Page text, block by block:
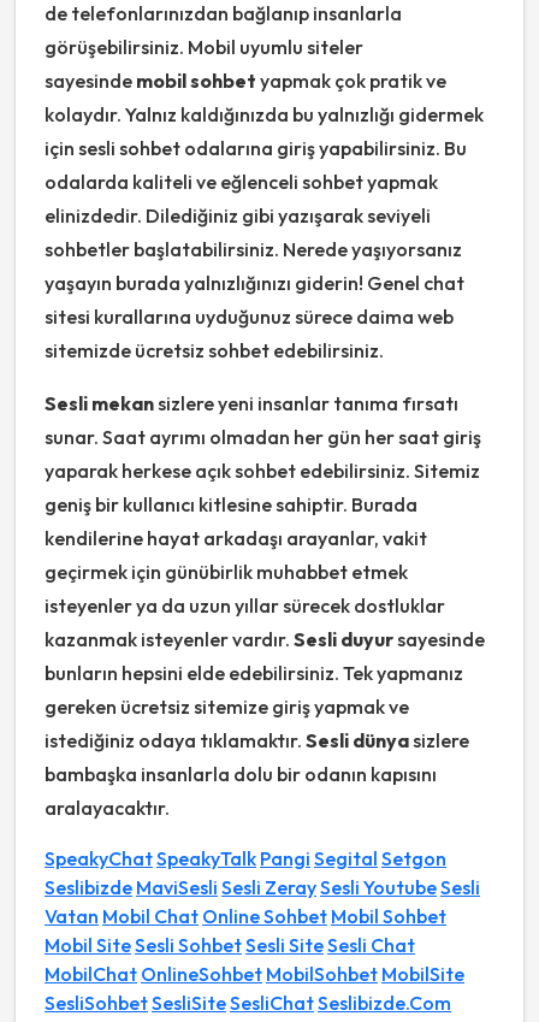
de telefonlarınızdan bağlanıp insanlarla
görüşebilirsiniz. Mobil uyumlu siteler
sayesinde mobil sohbet yapmak çok pratik ve
kolaydır. Yalnız kaldığınızda bu yalnızlığı gidermek
için sesli sohbet odalarına giriş yapabilirsiniz. Bu
odalarda kaliteli ve eğlenceli sohbet yapmak
elinizdedir. Dilediğiniz gibi yazışarak seviyeli
sohbetler başlatabilirsiniz. Nerede yaşıyorsanız
yaşayın burada yalnızlığınızı giderin! Genel chat
sitesi kurallarına uyduğunuz sürece daima web
sitemizde ücretsiz sohbet edebilirsiniz.
Sesli mekansizlere yeni insanlar tanıma fırsatı
sunar. Saat ayrımı olmadan her gün her saat giriş
yaparak herkese açık sohbet edebilirsiniz. Sitemiz
geniş bir kullanıcı kitlesine sahiptir. Burada
kendilerine hayat arkadaşı arayanlar, vakit
geçirmek için günübirlik muhabbet etmek
isteyenler ya da uzun yıllar sürecek dostluklar
kazanmak isteyenler vardır. Sesli duyursayesinde
bunların hepsini elde edebilirsiniz. Tek yapmanız
gereken ücretsiz sitemize giriş yapmak ve
istediğiniz odaya tıklamaktır. Sesli dünyasizlere
bambaşka insanlarla dolu bir odanın kapısını
aralayacaktır.
SpeakyChatSpeakyTalk Pangi Segital Setgon
Seslibizde MaviSesli Sesli ZeraySesli YoutubeSesli
Vatan Mobil Chat Online Sohbet Mobil Sohbet
Mobil SiteSesli SohbetSesli SiteSesli Chat
MobilChat OnlineSohbet MobilSohbet MobilSite
SesliSohbetSesliSiteSesliChatSeslibizde.Com